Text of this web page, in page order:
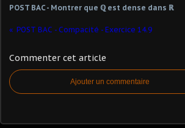
POST BAC - Montrer que ℚ est dense dans ℝ
POST BAC - Compacité - Exercice 14.9
Commenter cet article
Ajouter un commentaire